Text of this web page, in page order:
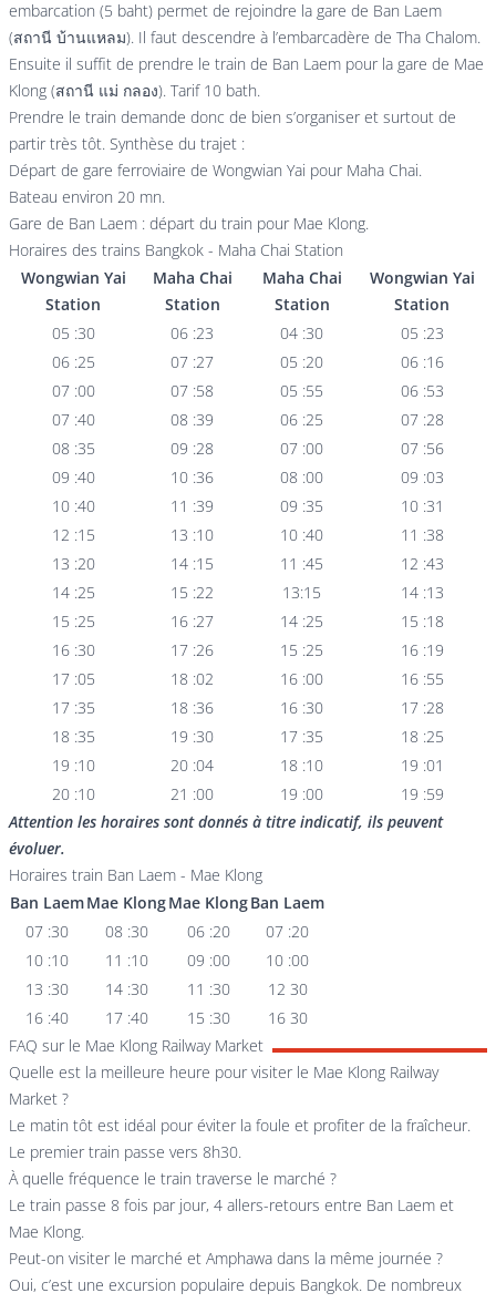
embarcation (5 baht) permet de rejoindre la gare de Ban Laem
(สถานี บ้านแหลม). Il faut descendre à l’embarcadère de Tha Chalom.
Ensuite il suffit de prendre le train de Ban Laem pour la gare de Mae
Klong (สถานี แม่ กลอง). Tarif 10 bath.
Prendre le train demande donc de bien s’organiser et surtout de
partir très tôt. Synthèse du trajet :
Départ de gare ferroviaire de Wongwian Yai pour Maha Chai.
Bateau environ 20 mn.
Gare de Ban Laem : départ du train pour Mae Klong.
Horaires des trains Bangkok - Maha Chai Station
Wongwian Yai
Station
Maha Chai
Station
Maha Chai
Station
Wongwian Yai
Station
05 :30
06 :23 04 :30
05 :23
06 :25
07 :27 05 :20
06 :16
07 :00
07 :58 05 :55
06 :53
07 :40
08 :39 06 :25
07 :28
08 :35
09 :28 07 :00
07 :56
09 :40
10 :36 08 :00
09 :03
10 :40
11 :39 09 :35
10 :31
12 :15
13 :10 10 :40
11 :38
13 :20
14 :15 11 :45
12 :43
14 :25
15 :22 13:15
14 :13
15 :25
16 :27 14 :25
15 :18
16 :30
17 :26 15 :25
16 :19
17 :05
18 :02 16 :00
16 :55
17 :35
18 :36 16 :30
17 :28
18 :35
19 :30 17 :35
18 :25
19 :10
20 :04 18 :10
19 :01
20 :10
21 :00 19 :00
19 :59
Attention les horaires sont donnés à titre indicatif, ils peuvent
évoluer.
Horaires train Ban Laem - Mae Klong
Ban LaemMae KlongMae KlongBan Laem
07 :30
08 :30 06 :20
07 :20
10 :10
11 :10 09 :00
10 :00
13 :30
14 :30 11 :30
12 30
16 :40
17 :40 15 :30
16 30
FAQ sur le Mae Klong Railway Market
Quelle est la meilleure heure pour visiter le Mae Klong Railway
Market ?
Le matin tôt est idéal pour éviter la foule et profiter de la fraîcheur.
Le premier train passe vers 8h30.
À quelle fréquence le train traverse le marché ?
Le train passe 8 fois par jour, 4 allers-retours entre Ban Laem et
Mae Klong.
Peut-on visiter le marché et Amphawa dans la même journée ?
Oui, c’est une excursion populaire depuis Bangkok. De nombreux